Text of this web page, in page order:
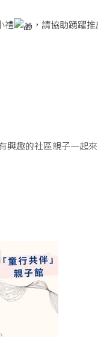
禮
，請協助踴躍推
趣的社區親子一起